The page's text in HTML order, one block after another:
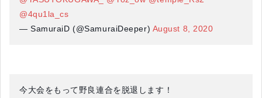
@4qu1la_cs
— SamuraiD (@SamuraiDeeper) August 8, 2020
今大会をもって野良連合を脱退します！